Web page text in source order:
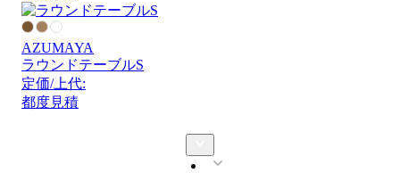
AZUMAYA
ラウンドテーブルS
定価/上代:
都度見積